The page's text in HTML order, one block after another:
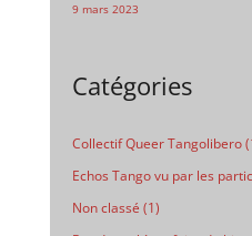
9 mars 2023
Catégories
Collectif Queer Tangolibero
Echos Tango vu par les
Non classé (1)